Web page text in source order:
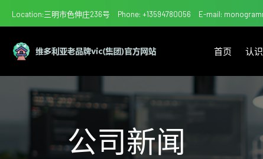
Location:三明市色伸庄236号 Phone: +13594780056 E-mail:
首页 认
公司新闻